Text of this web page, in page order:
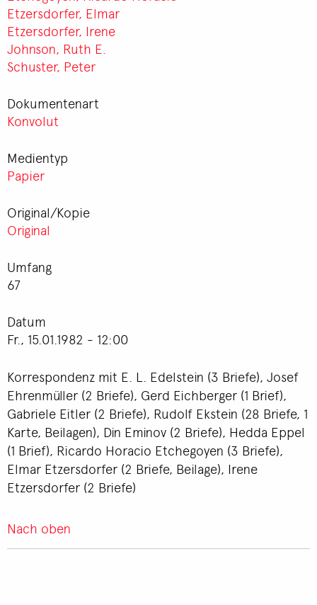
Etzersdorfer, Elmar
Etzersdorfer, Irene
Johnson, Ruth E.
Schuster, Peter
Dokumentenart
Konvolut
Medientyp
Papier
Original/Kopie
Original
Umfang
67
Datum
Fr., 15.01.1982 - 12:00
Korrespondenz mit E. L. Edelstein (3 Briefe), Josef
Ehrenmüller (2 Briefe), Gerd Eichberger (1 Brief),
Gabriele Eitler (2 Briefe), Rudolf Ekstein (28 Briefe, 1
Karte, Beilagen), Din Eminov (2 Briefe), Hedda Eppel
(1 Brief), Ricardo Horacio Etchegoyen (3 Briefe),
Elmar Etzersdorfer (2 Briefe, Beilage), Irene
Etzersdorfer (2 Briefe)
Nach oben